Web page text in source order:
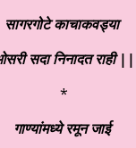
सागरगोटे काचाकवड्या
सदा निनादत राही ||
*
गाण्यांमध्ये रमून जाई